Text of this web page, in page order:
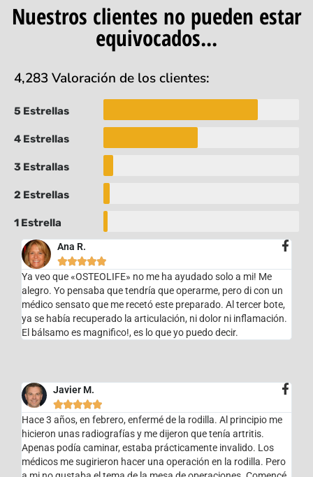
Nuestros clientes no pueden estar
equivocados...
4,283 Valoración de los clientes:
5 Estrellas
4 Estrellas
3 Estrallas
2 Estrellas
1 Estrella
Ana R.

Ya veo que «OSTEOLIFE» no me ha ayudado solo a mi! Me
alegro. Yo pensaba que tendría que operarme, pero di con un
médico sensato que me recetó este preparado. Al tercer bote,
ya se había recuperado la articulación, ni dolor ni inflamación.
El bálsamo es magnifico!, es lo que yo puedo decir.
Javier M.

Hace 3 años, en febrero, enfermé de la rodilla. Al principio me
hicieron unas radiografías y me dijeron que tenía artritis.
Apenas podía caminar, estaba prácticamente invalido. Los
médicos me sugirieron hacer una operación en la rodilla. Pero